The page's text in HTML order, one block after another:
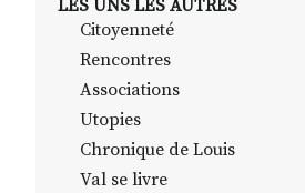
LES UNS LES AUTRES
Citoyenneté
Rencontres
Associations
Utopies
Chronique de Louis
Val se livre